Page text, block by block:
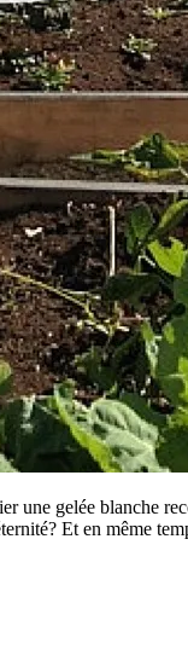
gelée blanche
Et en même